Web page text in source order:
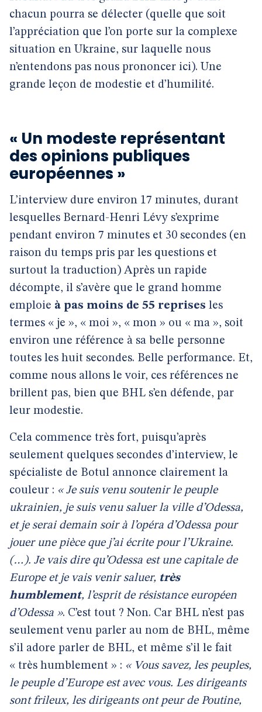
chacun pourra se délecter (quelle que soit
l’appréciation que l’on porte sur la complexe
situation en Ukraine, sur laquelle nous
n’entendons pas nous prononcer ici). Une
grande leçon de modestie et d’humilité.
« Un modeste représentant
des opinions publiques
européennes »
L’interview dure environ 17 minutes, durant
lesquelles Bernard-Henri Lévy s’exprime
pendant environ 7 minutes et 30 secondes (en
raison du temps pris par les questions et
surtout la traduction) Après un rapide
décompte, il s’avère que le grand homme
emploie à pas moins de 55 reprises les
termes « je », « moi », « mon » ou « ma », soit
environ une référence à sa belle personne
toutes les huit secondes. Belle performance. Et,
comme nous allons le voir, ces références ne
brillent pas, bien que BHL s’en défende, par
leur modestie.
Cela commence très fort, puisqu’après
seulement quelques secondes d’interview, le
spécialiste de Botul annonce clairement la
couleur : « Je suis venu soutenir le peuple
ukrainien, je suis venu saluer la ville d’Odessa,
et je serai demain soir à l’opéra d’Odessa pour
jouer une pièce que j’ai écrite pour l’Ukraine.
(…). Je vais dire qu’Odessa est une capitale de
Europe et je vais venir saluer, très
humblement, l’esprit de résistance européen
d’Odessa ». C’est tout ? Non. Car BHL n’est pas
seulement venu parler au nom de BHL, même
s’il adore parler de BHL, et même s’il le fait
« très humblement » : « Vous savez, les peuples,
le peuple d’Europe est avec vous. Les dirigeants
sont frileux, les dirigeants ont peur de Poutine,